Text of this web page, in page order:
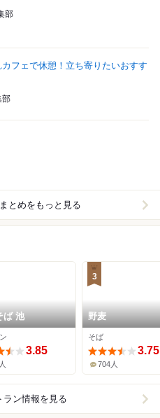
部
フェで休憩！立ち寄りたいおすす
部
とめをもっと見る
ば 池
3.85
3
野麦
そば
3.75
704人
ラン情報を見る